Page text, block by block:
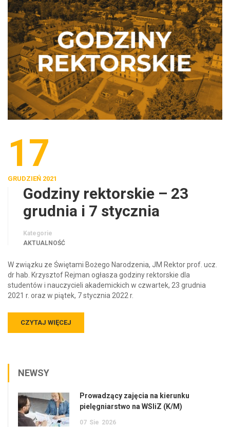
17
GRUDZIEŃ 2021
Godziny rektorskie – 23
grudnia i 7 stycznia
Kategorie
AKTUALNOŚĆ
W związku ze Świętami Bożego Narodzenia, JM Rektor prof. ucz.
dr hab. Krzysztof Rejman ogłasza godziny rektorskie dla
studentów i nauczycieli akademickich w czwartek, 23 grudnia
2021 r. oraz w piątek, 7 stycznia 2022 r.
CZYTAJ WIĘCEJ
NEWSY
Prowadzący zajęcia na kierunku
pielęgniarstwo na WSIiZ (K/M)
07 Sie 2026